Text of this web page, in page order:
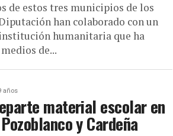
de estos tres municipios de los
han colaborado con un
humanitaria que ha
de...
años
material escolar en
y Cardeña